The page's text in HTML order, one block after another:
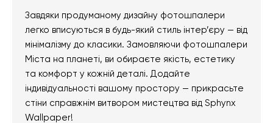
Завдяки продуманому дизайну фотошпалери
легко вписуються в будь-який стиль інтер’єру — від
мінімалізму до класики. Замовляючи фотошпалери
Міста на планеті, ви обираєте якість, естетику
та комфорт у кожній деталі. Додайте
індивідуальності вашому простору — прикрасьте
стіни справжнім витвором мистецтва від Sphynx
Wallpaper!